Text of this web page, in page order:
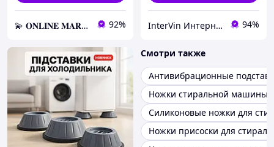
💫 𝐎𝐍𝐋𝐈𝐍𝐄 𝐌𝐀𝐑𝐊𝐄𝐓 💫 – Актуальные товары по самым выгодным ценам! 92% InterVin Интернет-магазин 94%
Смотри также
Антивибрационные
Ножки стиральной машины
Силиконовые ножки для
Ножки присоски для